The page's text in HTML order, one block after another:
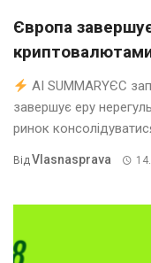
Європа
AI SUMMARYЄС
завершує еру
ринок
ВідVlasnasprava